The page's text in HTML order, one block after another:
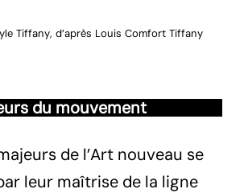
Tiffany, d’après Louis Comfort Tiffany
du mouvement
de l’Art nouveau se
leur maîtrise de la ligne